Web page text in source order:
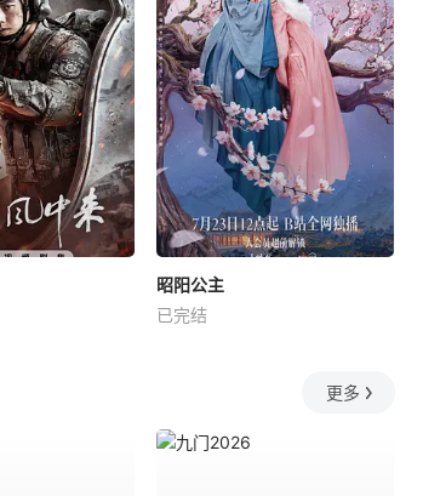
昭阳公主
已完结
更多